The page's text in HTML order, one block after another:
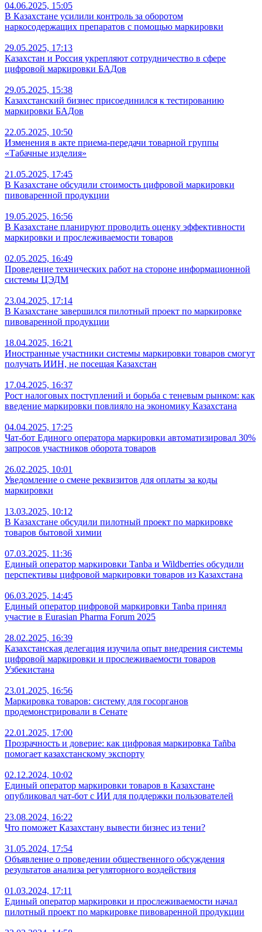
04.06.2025, 15:05
В Казахстане усилили контроль за оборотом
наркосодержащих препаратов с помощью маркировки
29.05.2025, 17:13
Казахстан и Россия укрепляют сотрудничество в сфере
цифровой маркировки БАДов
29.05.2025, 15:38
Казахстанский бизнес присоединился к тестированию
маркировки БАДов
22.05.2025, 10:50
Изменения в акте приема-передачи товарной группы
«Табачные изделия»
21.05.2025, 17:45
В Казахстане обсудили стоимость цифровой маркировки
пивоваренной продукции
19.05.2025, 16:56
В Казахстане планируют проводить оценку эффективности
маркировки и прослеживаемости товаров
02.05.2025, 16:49
Проведение технических работ на стороне информационной
системы ЦЭДМ
23.04.2025, 17:14
В Казахстане завершился пилотный проект по маркировке
пивоваренной продукции
18.04.2025, 16:21
Иностранные участники системы маркировки товаров смогут
получать ИИН, не посещая Казахстан
17.04.2025, 16:37
Рост налоговых поступлений и борьба с теневым рынком: как
введение маркировки повлияло на экономику Казахстана
04.04.2025, 17:25
Чат-бот Единого оператора маркировки автоматизировал 30%
запросов участников оборота товаров
26.02.2025, 10:01
Уведомление о смене реквизитов для оплаты за коды
маркировки
13.03.2025, 10:12
В Казахстане обсудили пилотный проект по маркировке
товаров бытовой химии
07.03.2025, 11:36
Единый оператор маркировки Tanba и Wildberries обсудили
перспективы цифровой маркировки товаров из Казахстана
06.03.2025, 14:45
Единый оператор цифровой маркировки Tanba принял
участие в Eurasian Pharma Forum 2025
28.02.2025, 16:39
Казахстанская делегация изучила опыт внедрения системы
цифровой маркировки и прослеживаемости товаров
Узбекистана
23.01.2025, 16:56
Маркировка товаров: систему для госорганов
продемонстрировали в Сенате
22.01.2025, 17:00
Прозрачность и доверие: как цифровая маркировка Tañba
помогает казахстанскому экспорту
02.12.2024, 10:02
Единый оператор маркировки товаров в Казахстане
опубликовал чат-бот с ИИ для поддержки пользователей
23.08.2024, 16:22
Что поможет Казахстану вывести бизнес из тени?
31.05.2024, 17:54
Объявление о проведении общественного обсуждения
результатов анализа регуляторного воздействия
01.03.2024, 17:11
Единый оператор маркировки и прослеживаемости начал
пилотный проект по маркировке пивоваренной продукции